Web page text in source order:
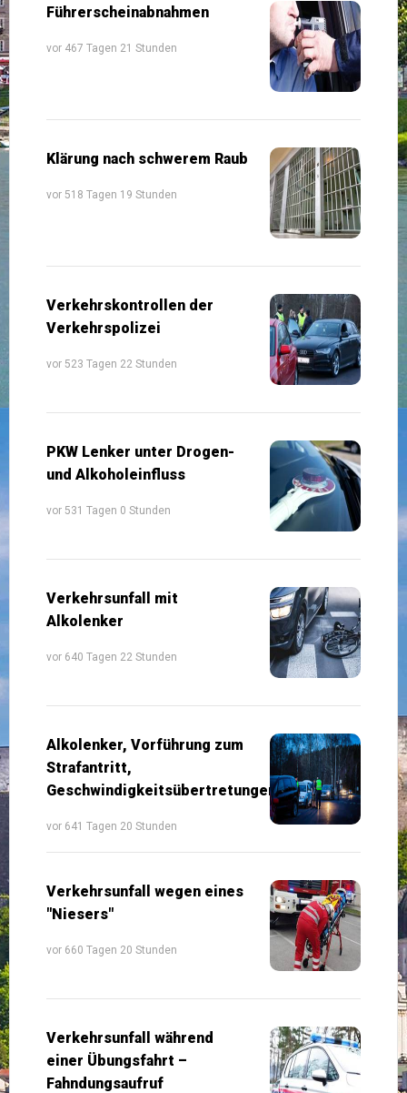
Führerscheinabnahmen
vor 467 Tagen 21 Stunden
Klärung nach schwerem Raub
vor 518 Tagen 19 Stunden
Verkehrskontrollen der
Verkehrspolizei
vor 523 Tagen 22 Stunden
PKW Lenker unter Drogen-
und Alkoholeinfluss
vor 531 Tagen 0 Stunden
Verkehrsunfall mit
Alkolenker
vor 640 Tagen 22 Stunden
Alkolenker, Vorführung zum
Strafantritt,
Geschwindigkeitsübertretungen
vor 641 Tagen 20 Stunden
Verkehrsunfall wegen eines
"Niesers"
vor 660 Tagen 20 Stunden
Verkehrsunfall während
einer Übungsfahrt –
Fahndungsaufruf